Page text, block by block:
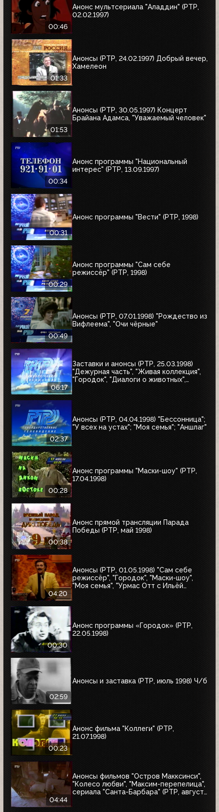
00:46
Анонс мультсериала "Аладдин" (РТР,
02.02.1997)
01:33
Анонсы (РТР, 24.02.1997) Добрый вечер,
Хамелеон
01:53
Анонсы (РТР, 30.05.1997) Концерт
Брайана Адамса, "Уважаемый человек"
00:34
Анонс программы "Национальный
интерес" (РТР, 13.09.1997)
00:31
Анонс программы "Вести" (РТР, 1998)
00:29
Анонс программы "Сам себе
режиссёр" (РТР, 1998)
00:49
Анонсы (РТР, 07.01.1998) "Рождество из
Вифлеема", "Очи чёрные"
06:17
Заставки и анонсы (РТР, 25.03.1998)
"Дежурная часть", "Живая коллекция",
"Городок", "Диалоги о животных",
02:37
Анонсы (РТР, 04.04.1998) "Бессонница";
"У всех на устах"; "Моя семья"; "Аншлаг"
00:28
Анонс программы "Маски-шоу" (РТР,
17.04.1998)
00:38
Анонс прямой трансляции Парада
Победы (РТР, май 1998)
04:20
Анонсы (РТР, 01.05.1998) "Сам себе
режиссёр", "Городок", "Маски-шоу",
"Моя семья", "Урмас Отт с Ильёй
00:30
Анонс программы «Городок» (РТР,
22.05.1998)
02:59
Анонсы и заставка (РТР, июль 1998) Ч/б
00:23
Анонс фильма "Коллеги" (РТР,
21.07.1998)
04:44
Анонсы фильмов "Остров Макксинси",
"Колесо любви", "Максим-перепелица",
сериала "Санта-Барбара" (РТР, август